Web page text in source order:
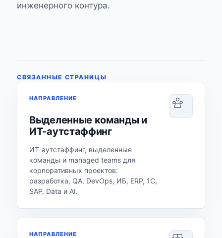
инженерного контура.
СВЯЗАННЫЕ СТРАНИЦЫ
НАПРАВЛЕНИЕ
Выделенные команды и
ИТ-аутстаффинг
ИТ-аутстаффинг, выделенные
команды и managed teams для
корпоративных проектов:
разработка, QA, DevOps, ИБ, ERP, 1С,
SAP, Data и AI.
НАПРАВЛЕНИЕ